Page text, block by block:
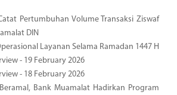
Pertumbuhan Volume Transaksi Ziswaf
DIN
Layanan Selama Ramadan 1447 H
- 19 February 2026
- 18 February 2026
Bank Muamalat Hadirkan Program